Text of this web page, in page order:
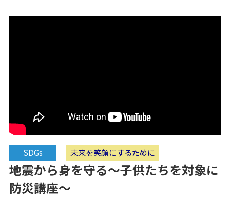
SDGs 未来を笑顔にするために
地震から身を守る～子供たちを対象に
防災講座～